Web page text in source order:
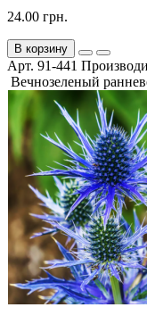
24.00 грн.
В корзину
Арт. 91-441
Вечнозеленый